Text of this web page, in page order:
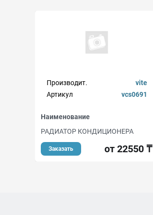
Производит.
vite
Артикул
vcs0691
Наименование
РАДИАТОР КОНДИЦИОНЕРА
Заказать от 22550 ₸